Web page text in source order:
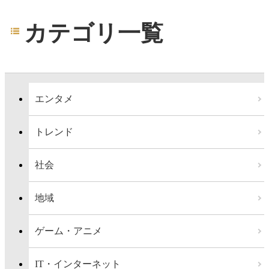
カテゴリ一覧
エンタメ
トレンド
社会
地域
ゲーム・アニメ
IT・インターネット